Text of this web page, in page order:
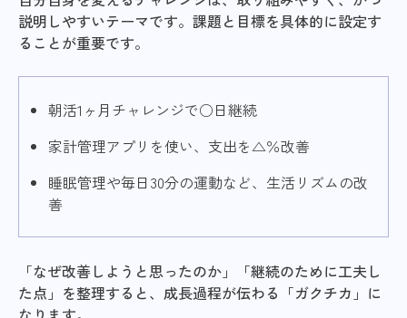
説明しやすいテーマです。課題と目標を具体的に設定す
ることが重要です。
朝活1ヶ月チャレンジで○日継続
家計管理アプリを使い、支出を△％改善
睡眠管理や毎日30分の運動など、生活リズムの改
善
「なぜ改善しようと思ったのか」「継続のために工夫し
た点」を整理すると、成長過程が伝わる「ガクチカ」に